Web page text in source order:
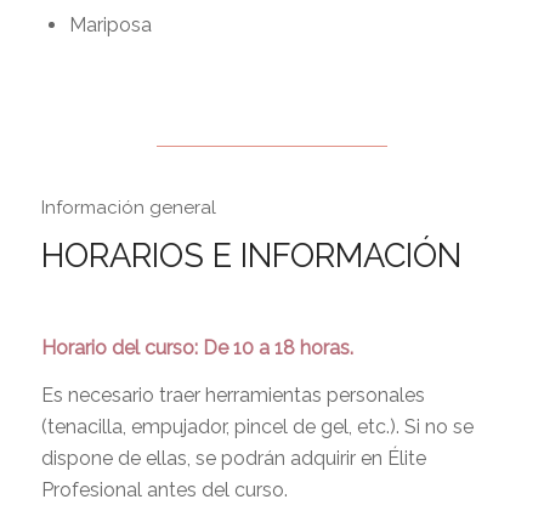
Mariposa
Información general
HORARIOS E INFORMACIÓN
Horario del curso: De 10 a 18 horas.
Es necesario traer herramientas personales
(tenacilla, empujador, pincel de gel, etc.). Si no se
dispone de ellas, se podrán adquirir en Élite
Profesional antes del curso.